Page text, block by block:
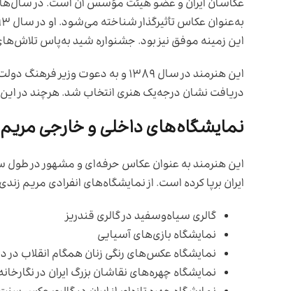
عکاسان ایران و عضو هیئت مؤسس آن است. در
این زمینه موفق نیز بود. جشنواره شید به‌پاس
دریافت نشان درجه‌یک هنری انتخاب شد. هرچند در
نمایشگاه‌های داخلی و خارجی
این هنرمند به‌ عنوان عکاس حرفه‌ای و مشهور در طول
ایران برپا کرده است. از نمایشگاه‌های انفرادی مریم
گالری سیاه‌وسفید در گالری قندریز
نمایشگاه بازی‌های آسیایی
نمایشگاه عکس‌های رنگی زنان همگام انقلاب در
نمایشگاه چهره‌های نقاشان بزرگ ایران در